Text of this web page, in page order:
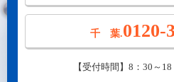
千 葉.0120-
【受付時間】8：30～